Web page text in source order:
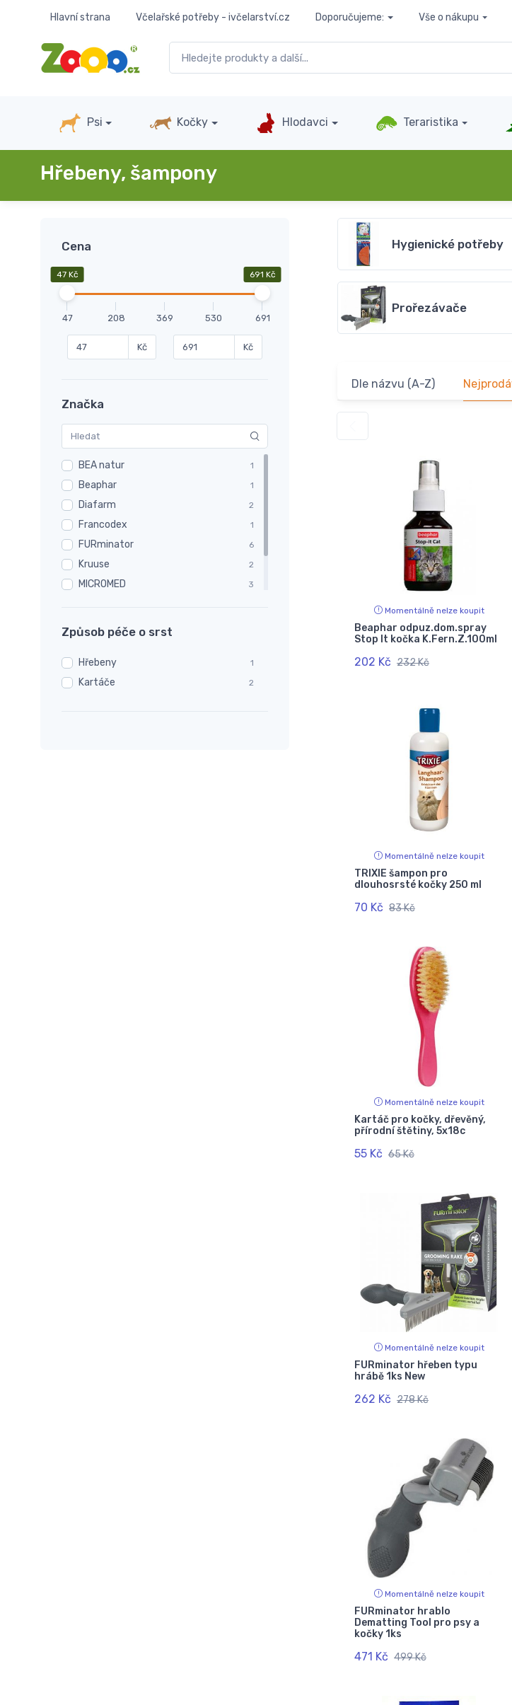
Hlavní strana Včelařské potřeby - ivčelarství.cz Doporučujeme: Vše o nákupu
Psi Kočky Hlodavci Teraristika
Hřebeny, šampony
Cena
47 Kč 691 Kč
47 208 369 530 691
Kč Kč
Značka
BEA natur 1
Beaphar 1
Diafarm 2
Francodex 1
FURminator 6
Kruuse 2
MICROMED 3
Způsob péče o srst
Hřebeny 1
Kartáče 2
Hygienické potřeby
Prořezávače
Dle názvu (A-Z)
Momentálně nelze koupit
Beaphar odpuz.dom.spray
Stop It kočka K.Fern.Z.100ml
202 Kč 232 Kč
Momentálně nelze koupit
TRIXIE šampon pro
dlouhosrsté kočky 250 ml
70 Kč 83 Kč
Momentálně nelze koupit
Kartáč pro kočky, dřevěný,
přírodní štětiny, 5x18c
55 Kč 65 Kč
Momentálně nelze koupit
FURminator hřeben typu
hrábě 1ks New
262 Kč 278 Kč
Momentálně nelze koupit
FURminator hrablo
Dematting Tool pro psy a
kočky 1ks
471 Kč 499 Kč